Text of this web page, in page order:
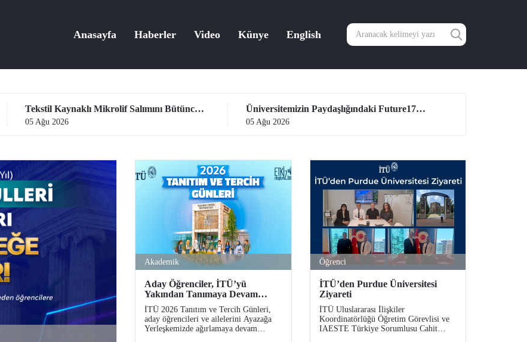
Anasayfa Haberler Video Künye English
Tekstil Kaynaklı Mikrolif Salımını Bütüncül Yaklaşımla İnceleyerek Analiz ve Azaltım Stratejileri Geliştirecek Projeye TÜBİTAK Desteği
05 Ağu 2026
Üniversitemizin Paydaşlığındaki Future17 Küresel Sürdürülebilirlik Proje Programı, Öğrencilerimizin Başvurularını Bekliyor
05 Ağu 2026
Akademik
Aday Öğrenciler, İTÜ’yü
Yakından Tanımaya Devam
Ediyor
İTÜ 2026 Tanıtım ve Tercih Günleri,
aday öğrencileri ve ailelerini Ayazağa
Yerleşkemizde ağırlamaya devam
Öğrenci
İTÜ’den Purdue Üniversitesi
Ziyareti
İTÜ Uluslararası İlişkiler
Koordinatörlüğü Öğretim Görevlisi ve
IAESTE Türkiye Sorumlusu Cahit